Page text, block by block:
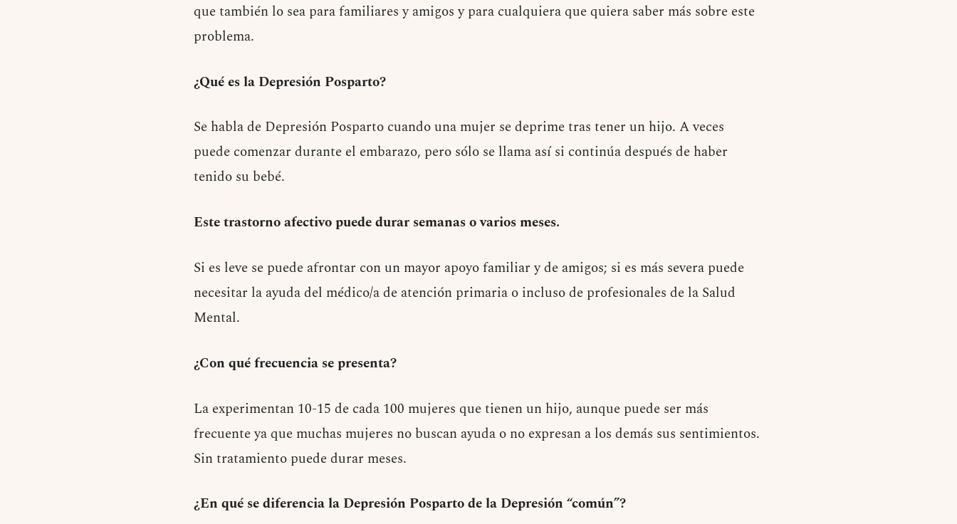
que también lo sea para familiares y amigos y para cualquiera que quiera saber más sobre este
problema.
¿Qué es la Depresión Posparto?
Se habla de Depresión Posparto cuando una mujer se deprime tras tener un hijo. A veces
puede comenzar durante el embarazo, pero sólo se llama así si continúa después de haber
tenido su bebé.
Este trastorno afectivo puede durar semanas o varios meses.
Si es leve se puede afrontar con un mayor apoyo familiar y de amigos; si es más severa puede
necesitar la ayuda del médico/a de atención primaria o incluso de profesionales de la Salud
Mental.
¿Con qué frecuencia se presenta?
La experimentan 10-15 de cada 100 mujeres que tienen un hijo, aunque puede ser más
frecuente ya que muchas mujeres no buscan ayuda o no expresan a los demás sus sentimientos.
Sin tratamiento puede durar meses.
¿En qué se diferencia la Depresión Posparto de la Depresión “común”?